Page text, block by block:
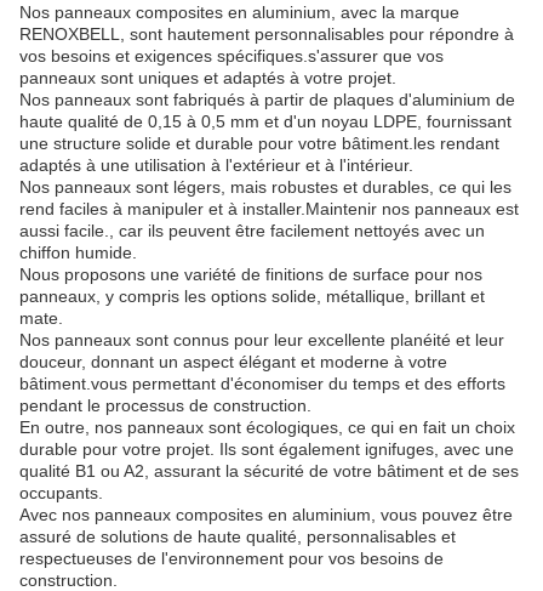
Nos panneaux composites en aluminium, avec la marque
RENOXBELL, sont hautement personnalisables pour répondre à
vos besoins et exigences spécifiques.s'assurer que vos
panneaux sont uniques et adaptés à votre projet.
Nos panneaux sont fabriqués à partir de plaques d'aluminium de
haute qualité de 0,15 à 0,5 mm et d'un noyau LDPE, fournissant
une structure solide et durable pour votre bâtiment.les rendant
adaptés à une utilisation à l'extérieur et à l'intérieur.
Nos panneaux sont légers, mais robustes et durables, ce qui les
rend faciles à manipuler et à installer.Maintenir nos panneaux est
aussi facile., car ils peuvent être facilement nettoyés avec un
chiffon humide.
Nous proposons une variété de finitions de surface pour nos
panneaux, y compris les options solide, métallique, brillant et
mate.
Nos panneaux sont connus pour leur excellente planéité et leur
douceur, donnant un aspect élégant et moderne à votre
bâtiment.vous permettant d'économiser du temps et des efforts
pendant le processus de construction.
En outre, nos panneaux sont écologiques, ce qui en fait un choix
durable pour votre projet. Ils sont également ignifuges, avec une
qualité B1 ou A2, assurant la sécurité de votre bâtiment et de ses
occupants.
Avec nos panneaux composites en aluminium, vous pouvez être
assuré de solutions de haute qualité, personnalisables et
respectueuses de l'environnement pour vos besoins de
construction.